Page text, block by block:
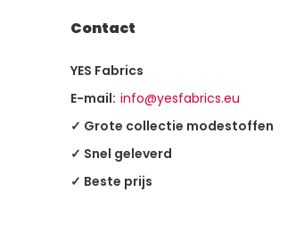
Contact
YES Fabrics
E-mail: info@yesfabrics.eu
✓ Grote collectie modestoffen
✓ Snel geleverd
✓ Beste prijs